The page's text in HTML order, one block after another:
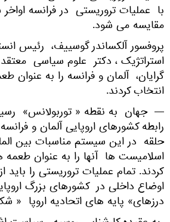
مقایسه می شود.
پروفسور آلکساندر گوسییف، رئیس
استراتژیک ، دکتر علوم سیاسی
گرایان، آلمان و فرانسه را به عنوان
انتخاب کردند.
— جهان به نقطه « توربولانس»
رابطه کشورهای اروپایی آلمان و
حلقه در این سیستم مناسبات بین
اسلامیست ها آنها را به عنوان
کردند. تمام عملیات تروریستی را باید
اوضاع داخلی در کشورهای بزرگ
درزهای» پایه های اتحادیه اروپا «